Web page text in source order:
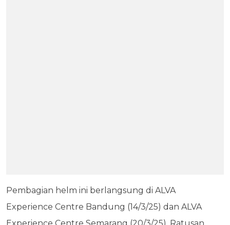
Pembagian helm ini berlangsung di ALVA
Experience Centre Bandung (14/3/25) dan ALVA
Experience Centre Semarang (20/3/25). Ratusan